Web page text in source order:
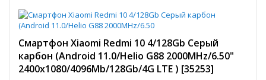
Смартфон Xiaomi Redmi 10 4/128Gb Серый
карбон (Android 11.0/Helio G88 2000MHz/6.50"
2400x1080/4096Mb/128Gb/4G LTE ) [35253]